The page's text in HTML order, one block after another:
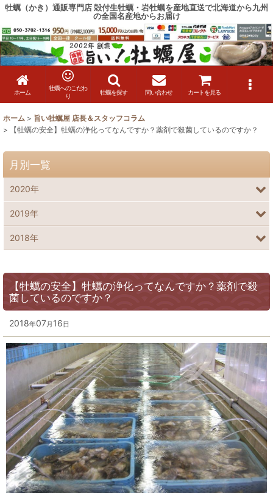
牡蠣（かき）通販専門店 殻付生牡蠣・岩牡蠣を産地直送で北海道から九州
の全国名産地からお届け
ホーム
牡蠣へのこだわ
り
牡蠣を探す 問い合わせ カートを見る
ホーム > 旨い牡蠣屋 店長＆スタッフコラム
>
【牡蠣の安全】牡蠣の浄化ってなんですか？薬剤で殺菌しているのですか？
【牡蠣の安全】牡蠣の浄化ってなんですか？薬剤で殺
菌しているのですか？
2018年07月 16日
月別一覧
2020年
2019年
2018年